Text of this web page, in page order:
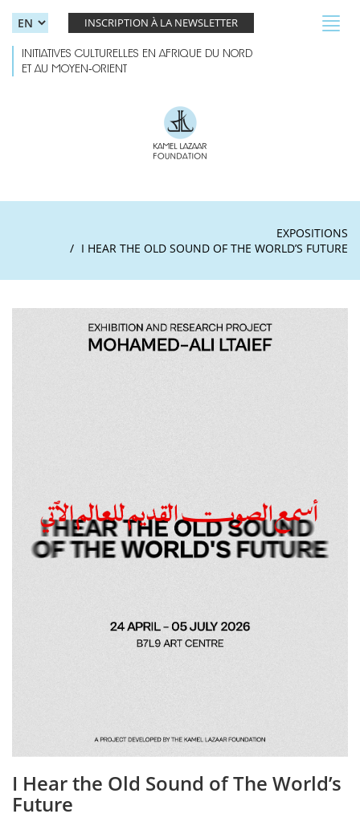
INSCRIPTION À LA NEWSLETTER
INITIATIVES CULTURELLES EN AFRIQUE DU NORD
ET AU MOYEN-ORIENT
EXPOSITIONS
I HEAR THE OLD SOUND OF THE WORLD’S FUTURE
Dali Ltaief Main poster.jpg
I Hear the Old Sound of The World’s
Future